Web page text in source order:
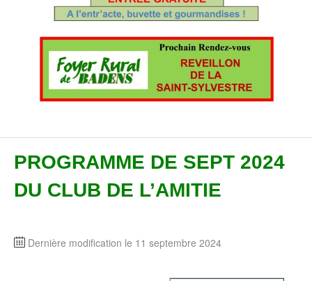
PROGRAMME DE SEPT 2024
DU CLUB DE L’AMITIE
Dernière modification le 11 septembre 2024